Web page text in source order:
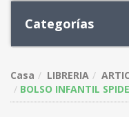
Categorías
Casa LIBRERIA
BOLSO INFANTIL